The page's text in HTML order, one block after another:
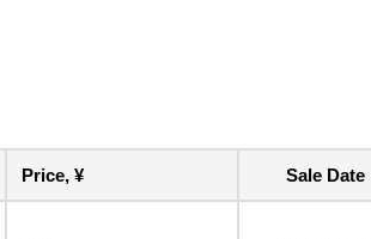
Price, ¥ Sale Date